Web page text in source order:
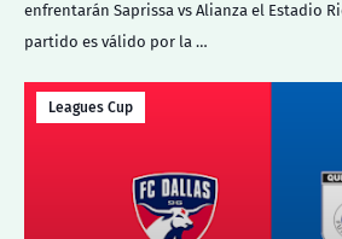
enfrentarán Saprissa vs Alianza el Estadio
partido es válido por la …
Leagues Cup